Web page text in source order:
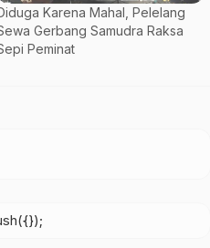
Karena Mahal, Pelelang
Gerbang Samudra Raksa
Peminat